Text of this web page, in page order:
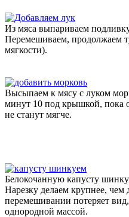
Из мяса выпариваем
Перемешиваем, продолжаем
мягкости).
Высыпаем к мясу с луком
минут 10 под крышкой, пока
не станут мягче.
Белокочанную капусту
Нарезку делаем крупнее, чем
перемешивании потеряет
однородной массой.